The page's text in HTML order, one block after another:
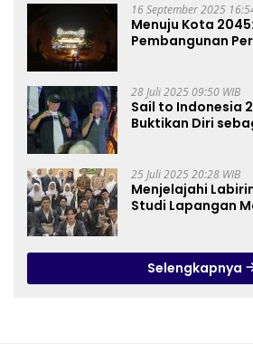
16 September 2025
Menuju Kota
Pembangunan
28 Juli 2025 09:50 WIB
Sail to Indonesia
Buktikan Diri
25 Juli 2025 20:28 WIB
Menjelajahi
Studi Lapangan
Selengkapnya